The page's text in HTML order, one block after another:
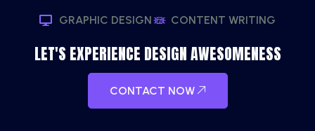
GRAPHIC DESIGN CONTENT WRITING
LET'S EXPERIENCE DESIGN AWESOMENESS
CONTACT NOW